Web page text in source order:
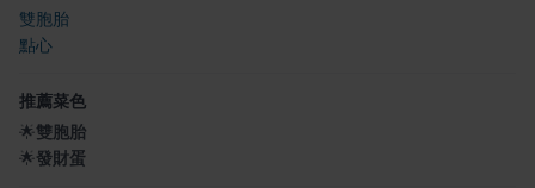
雙胞胎
點心
推薦菜色
🌟雙胞胎
🌟發財蛋